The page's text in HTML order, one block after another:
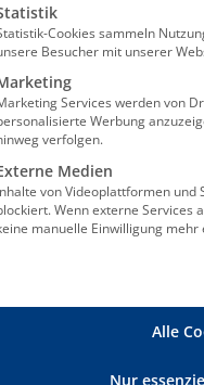
bei
individuellen
Cookies sammeln
Besucher mit unserer
Services werden von
Werbung
verfolgen.
Medien
von Videoplattformen
Wenn externe Services
manuelle Einwilligung
Alle
Nur